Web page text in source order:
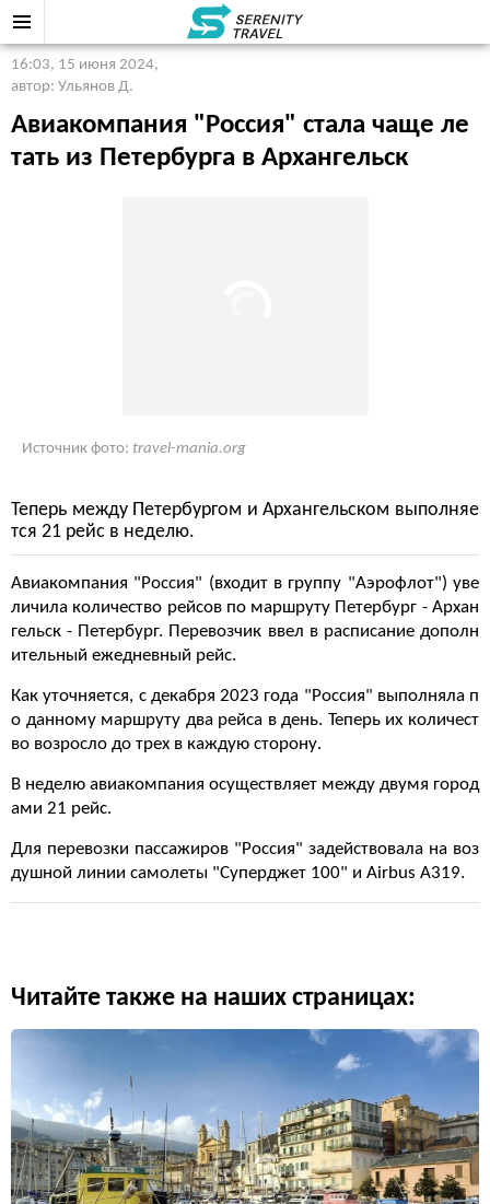
16:03, 15 июня 2024,
автор: Ульянов Д.
Авиакомпания "Россия" стала чаще ле
тать из Петербурга в Архангельск
Источник фото: travel-mania.org
Теперь между Петербургом и Архангельском выполняе
тся 21 рейс в неделю.
Авиакомпания "Россия" (входит в группу "Аэрофлот") уве
личила количество рейсов по маршруту Петербург - Архан
гельск - Петербург. Перевозчик ввел в расписание дополн
ительный ежедневный рейс.
Как уточняется, с декабря 2023 года "Россия" выполняла п
о данному маршруту два рейса в день. Теперь их количест
во возросло до трех в каждую сторону.
В неделю авиакомпания осуществляет между двумя город
ами 21 рейс.
Для перевозки пассажиров "Россия" задействовала на воз
душной линии самолеты "Суперджет 100" и Airbus A319.
Читайте также на наших страницах: